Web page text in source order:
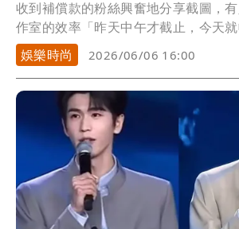
收到補償款的粉絲興奮地分享截圖，
作室的效率「昨天中午才截止，今天
付寶...
娛樂時尚 2026/06/06 16:00